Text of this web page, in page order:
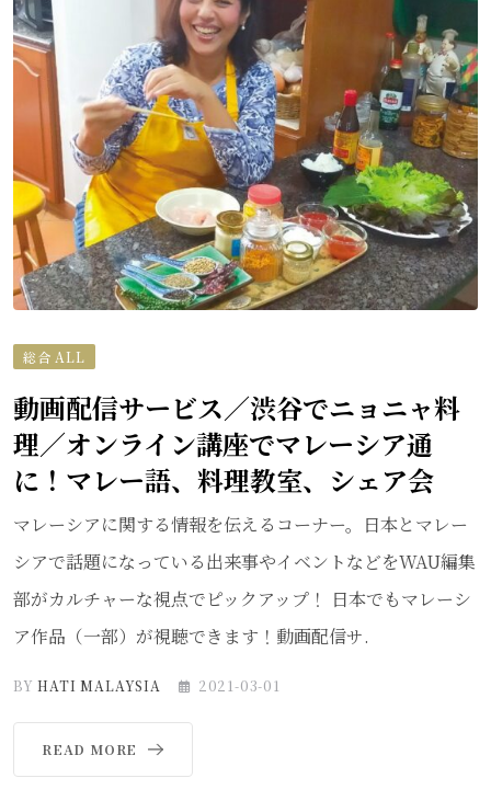
総合 ALL
動画配信サービス／渋谷でニョニャ料
理／オンライン講座でマレーシア通
に！マレー語、料理教室、シェア会
マレーシアに関する情報を伝えるコーナー。日本とマレー
シアで話題になっている出来事やイベントなどをWAU編集
部がカルチャーな視点でピックアップ！ 日本でもマレーシ
ア作品（一部）が視聴できます！動画配信サ.
BYHATI MALAYSIA 2021-03-01
READ MORE